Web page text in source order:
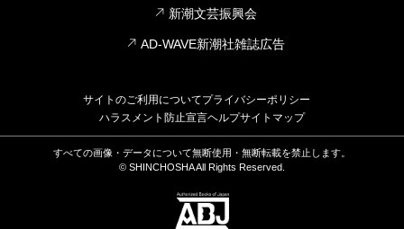
新潮文芸振興会
AD-WAVE新潮社雑誌広告
サイトのご利用についてプライバシーポリシー
ハラスメント防止宣言ヘルプサイトマップ
すべての画像・データについて無断使用・無断転載を禁止します。
© SHINCHOSHA All Rights Reserved.